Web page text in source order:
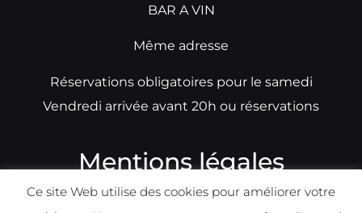
BAR A VIN
Même adresse
Réservations obligatoires pour le samedi
Vendredi arrivée avant 20h ou réservations
Mentions légales
Ce site Web utilise des cookies pour améliorer votre